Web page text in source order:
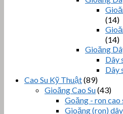
(14)
(14)
Gioăng
Dây
Dây
Cao Su Kỹ Thuật(89)
Gioăng Cao Su(43)
Goăng - ron cao
Gioăng (ron)